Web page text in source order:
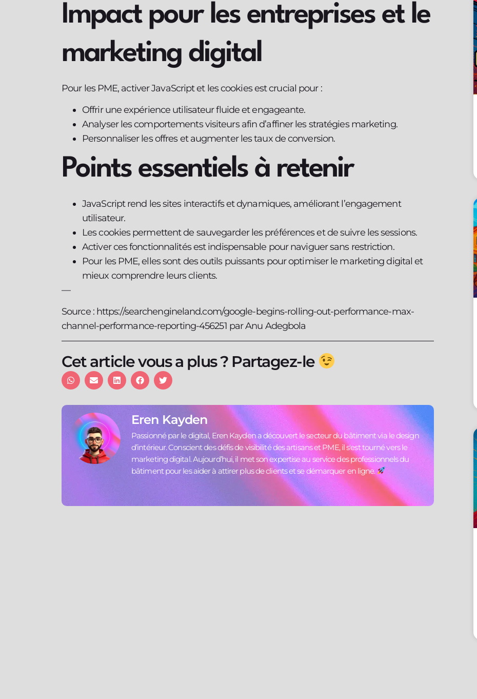
Impact pour les entreprises et le
marketing digital
Pour les PME, activer JavaScript et les cookies est crucial pour :
Offrir une expérience utilisateur fluide et engageante.
Analyser les comportements visiteurs afin d’affiner les stratégies marketing.
Personnaliser les offres et augmenter les taux de conversion.
Points essentiels à retenir
JavaScript rend les sites interactifs et dynamiques, améliorant l’engagement
utilisateur.
Les cookies permettent de sauvegarder les préférences et de suivre les sessions.
Activer ces fonctionnalités est indispensable pour naviguer sans restriction.
Pour les PME, elles sont des outils puissants pour optimiser le marketing digital et
mieux comprendre leurs clients.
—
Source : https://searchengineland.com/google-begins-rolling-out-performance-max-
channel-performance-reporting-456251 par Anu Adegbola
Cet article vous a plus ? Partagez-le
Eren Kayden
Passionné par le digital, Eren Kayden a découvert le secteur du bâtiment via le design
d’intérieur. Conscient des défis de visibilité des artisans et PME, il s'est tourné vers le
marketing digital. Aujourd’hui, il met son expertise au service des professionnels du
bâtiment pour les aider à attirer plus de clients et se démarquer en ligne.